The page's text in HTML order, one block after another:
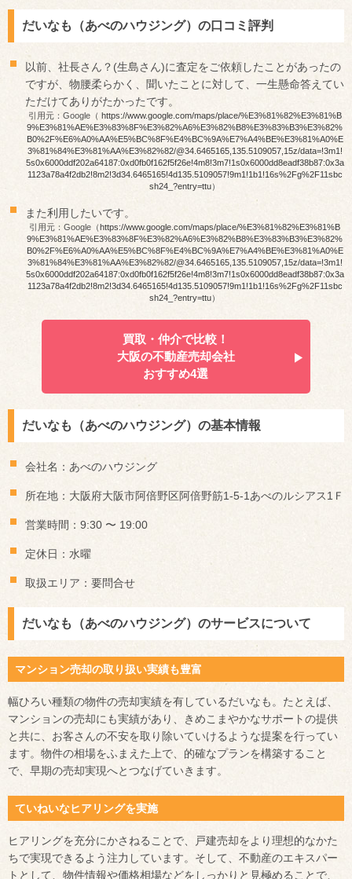
だいなも（あべのハウジング）の口コミ評判
以前、社長さん？(生島さん)に査定をご依頼したことがあったの
ですが、物腰柔らかく、聞いたことに対して、一生懸命答えてい
ただけてありがたかったです。
引用元：Google（ https://www.google.com/maps/place/%E3%81%82%E3%81%B
9%E3%81%AE%E3%83%8F%E3%82%A6%E3%82%B8%E3%83%B3%E3%82%
B0%2F%E6%A0%AA%E5%BC%8F%E4%BC%9A%E7%A4%BE%E3%81%A0%E
3%81%84%E3%81%AA%E3%82%82/@34.6465165,135.5109057,15z/data=!3m1!
5s0x6000ddf202a64187:0xd0fb0f162f5f26e!4m8!3m7!1s0x6000dd8eadf38b87:0x3a
1123a78a4f2db2!8m2!3d34.6465165!4d135.5109057!9m1!1b1!16s%2Fg%2F11sbc
sh24_?entry=ttu）
また利用したいです。
引用元：Google（https://www.google.com/maps/place/%E3%81%82%E3%81%B
9%E3%81%AE%E3%83%8F%E3%82%A6%E3%82%B8%E3%83%B3%E3%82%
B0%2F%E6%A0%AA%E5%BC%8F%E4%BC%9A%E7%A4%BE%E3%81%A0%E
3%81%84%E3%81%AA%E3%82%82/@34.6465165,135.5109057,15z/data=!3m1!
5s0x6000ddf202a64187:0xd0fb0f162f5f26e!4m8!3m7!1s0x6000dd8eadf38b87:0x3a
1123a78a4f2db2!8m2!3d34.6465165!4d135.5109057!9m1!1b1!16s%2Fg%2F11sbc
sh24_?entry=ttu）
買取・仲介で比較！
大阪の不動産売却会社
おすすめ4選
だいなも（あべのハウジング）の基本情報
会社名：あべのハウジング
所在地：大阪府大阪市阿倍野区阿倍野筋1-5-1あべのルシアス1Ｆ
営業時間：9:30 〜 19:00
定休日：水曜
取扱エリア：要問合せ
だいなも（あべのハウジング）のサービスについて
マンション売却の取り扱い実績も豊富
幅ひろい種類の物件の売却実績を有しているだいなも。たとえば、
マンションの売却にも実績があり、きめこまやかなサポートの提供
と共に、お客さんの不安を取り除いていけるような提案を行ってい
ます。物件の相場をふまえた上で、的確なプランを構築すること
で、早期の売却実現へとつなげていきます。
ていねいなヒアリングを実施
ヒアリングを充分にかさねることで、戸建売却をより理想的なかた
ちで実現できるよう注力しています。そして、不動産のエキスパー
トとして、物件情報や価格相場などをしっかりと見極めることで、